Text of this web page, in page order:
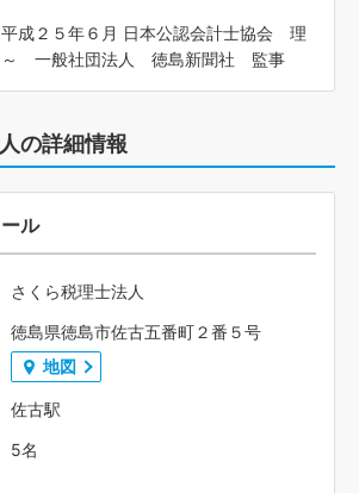
成２５年６月 日本公認会計士協会 理
～ 一般社団法人 徳島新聞社 監事
の詳細情報
ル
さくら税理士法人
徳島県徳島市佐古五番町２番５号
地図
佐古駅
5名